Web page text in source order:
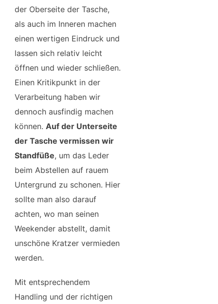
der Oberseite der Tasche,
als auch im Inneren machen
einen wertigen Eindruck und
lassen sich relativ leicht
öffnen und wieder schließen.
Einen Kritikpunkt in der
Verarbeitung haben wir
dennoch ausfindig machen
können. Auf der Unterseite
der Tasche vermissen wir
Standfüße, um das Leder
beim Abstellen auf rauem
Untergrund zu schonen. Hier
sollte man also darauf
achten, wo man seinen
Weekender abstellt, damit
unschöne Kratzer vermieden
werden.
Mit entsprechendem
Handling und der richtigen